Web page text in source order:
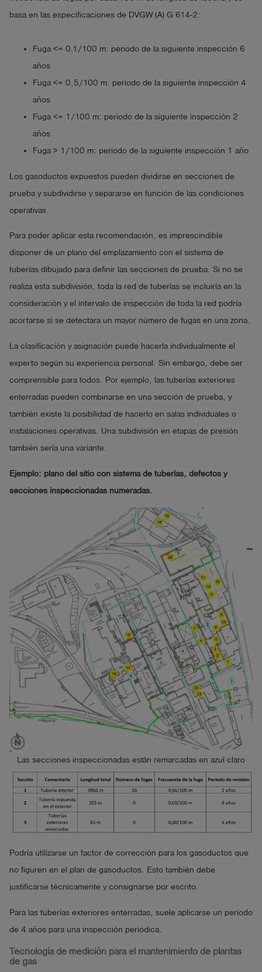
basa en las especificaciones de DVGW (A) G 614-2:
Fuga <= 0,1/100 m: periodo de la siguiente inspección 6
años
Fuga <= 0,5/100 m: período de la siguiente inspección 4
años
Fuga <= 1/100 m: periodo de la siguiente inspección 2
años
Fuga > 1/100 m: periodo de la siguiente inspección 1 año
Los gasoductos expuestos pueden dividirse en secciones de
prueba y subdividirse y separarse en función de las condiciones
operativas.
Para poder aplicar esta recomendación, es imprescindible
disponer de un plano del emplazamiento con el sistema de
tuberías dibujado para definir las secciones de prueba. Si no se
realiza esta subdivisión, toda la red de tuberías se incluiría en la
consideración y el intervalo de inspección de toda la red podría
acortarse si se detectara un mayor número de fugas en una zona.
La clasificación y asignación puede hacerla individualmente el
experto según su experiencia personal. Sin embargo, debe ser
comprensible para todos. Por ejemplo, las tuberías exteriores
enterradas pueden combinarse en una sección de prueba, y
también existe la posibilidad de hacerlo en salas individuales o
instalaciones operativas. Una subdivisión en etapas de presión
también sería una variante.
Ejemplo: plano del sitio con sistema de tuberías, defectos y
secciones inspeccionadas numeradas.
Las secciones inspeccionadas están remarcadas en azul claro
Podría utilizarse un factor de corrección para los gasoductos que
no figuren en el plan de gasoductos. Esto también debe
justificarse técnicamente y consignarse por escrito.
Para las tuberías exteriores enterradas, suele aplicarse un periodo
de 4 años para una inspección periódica.
Tecnología de medición para el mantenimiento de plantas
de gas